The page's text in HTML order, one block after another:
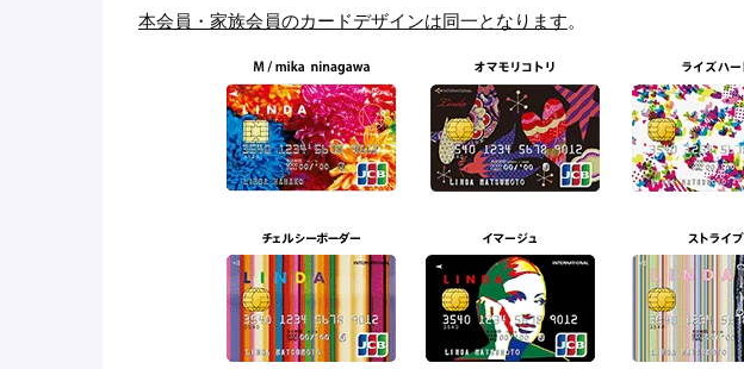
本会員・家族会員のカードデザインは同一となります。